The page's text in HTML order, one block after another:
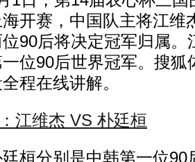
开赛，中国队主将江维
90后将决定冠军归属。
位90后世界冠军。搜狐
程在线讲解。
江维杰 VS 朴廷桓
分别是中韩第一位90